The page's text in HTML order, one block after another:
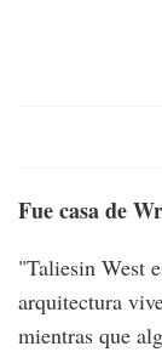
Fue casa de
"Taliesin West
arquitectura
mientras que